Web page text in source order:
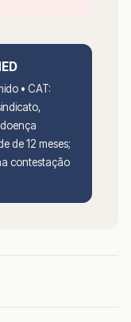
• CAT:
de 12 meses;
contestação